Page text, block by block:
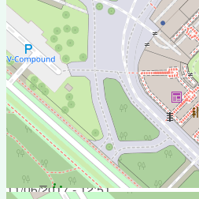
Submitted byAсен Найденов
11/06/2017 - 12:51
ДА! просто парк!
reply
Весело село
Submitted byAсен Найденов
11/06/2017 - 12:51